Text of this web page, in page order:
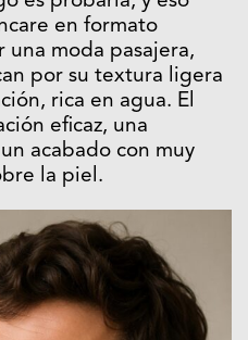
en formato
una moda pasajera,
por su textura ligera
rica en agua. El
eficaz, una
acabado con muy
la piel.